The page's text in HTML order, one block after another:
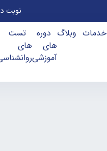
نوبت
خدمات وبلاگ دوره
های
آموزشی
تست
های